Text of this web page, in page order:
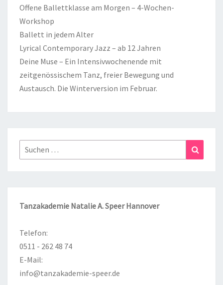
Offene Ballettklasse am Morgen – 4-Wochen-
Workshop
Ballett in jedem Alter
Lyrical Contemporary Jazz – ab 12 Jahren
Deine Muse – Ein Intensivwochenende mit
zeitgenössischem Tanz, freier Bewegung und
Austausch. Die Winterversion im Februar.
Suchen
nach:
Tanzakademie Natalie A. Speer Hannover
Telefon:
0511 - 262 48 74
E-Mail:
info@tanzakademie-speer.de